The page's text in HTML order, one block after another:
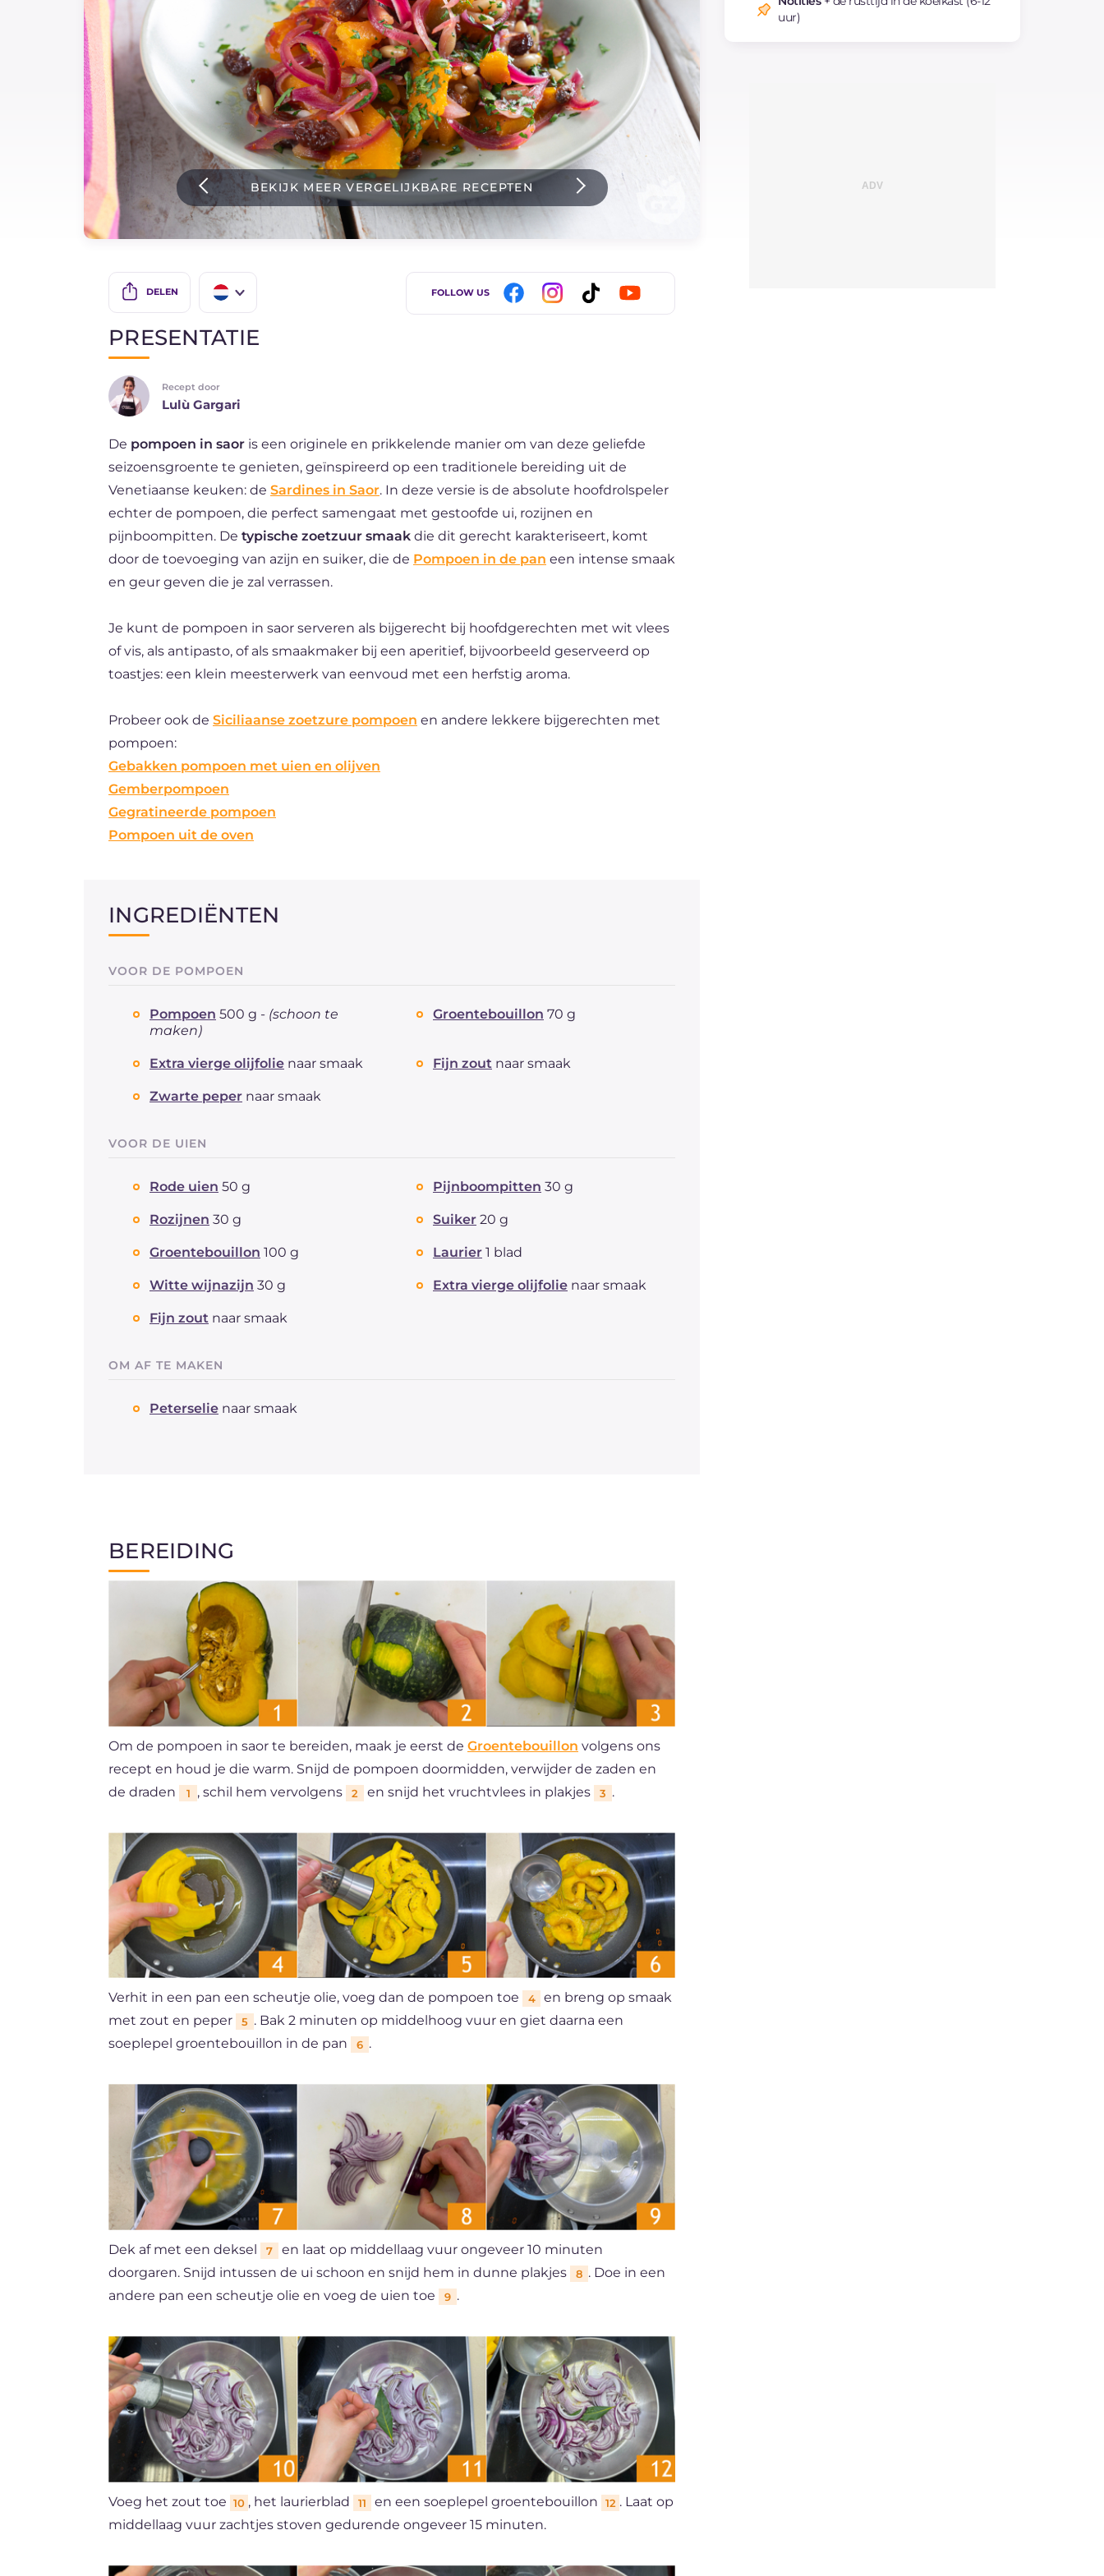
Nieuwste recepten
IT Website
Instagram
YouTube
BEKIJK MEER VERGELIJKBARE RECEPTEN
DELEN
FR
FOLLOW US
uur)
PRESENTATIE
Recept door
Lulù Gargari
De pompoen in saor is een originele en prikkelende manier om van deze geliefde
seizoensgroente te genieten, geïnspireerd op een traditionele bereiding uit de
Venetiaanse keuken: de Sardines in Saor. In deze versie is de absolute hoofdrolspeler
echter de pompoen, die perfect samengaat met gestoofde ui, rozijnen en
pijnboompitten. De typische zoetzuur smaak die dit gerecht karakteriseert, komt
door de toevoeging van azijn en suiker, die de Pompoen in de pan een intense smaak
en geur geven die je zal verrassen.
Je kunt de pompoen in saor serveren als bijgerecht bij hoofdgerechten met wit vlees
of vis, als antipasto, of als smaakmaker bij een aperitief, bijvoorbeeld geserveerd op
toastjes: een klein meesterwerk van eenvoud met een herfstig aroma.
Probeer ook de Siciliaanse zoetzure pompoen en andere lekkere bijgerechten met
pompoen:
Gebakken pompoen met uien en olijven
Gemberpompoen
Gegratineerde pompoen
Pompoen uit de oven
INGREDIËNTEN
VOOR DE POMPOEN
Pompoen 500 g - (schoon te
maken)
Groentebouillon 70 g
Extra vierge olijfolie naar smaak Fijn zout naar smaak
Zwarte peper naar smaak
VOOR DE UIEN
Rode uien 50 g Pijnboompitten 30 g
Rozijnen 30 g Suiker 20 g
Groentebouillon 100 g Laurier 1 blad
Witte wijnazijn 30 g Extra vierge olijfolie naar smaak
Fijn zout naar smaak
OM AF TE MAKEN
Peterselie naar smaak
BEREIDING
Om de pompoen in saor te bereiden, maak je eerst de Groentebouillon volgens ons
recept en houd je die warm. Snijd de pompoen doormidden, verwijder de zaden en
de draden
1 , schil hem vervolgens 2 en snijd het vruchtvlees in plakjes 3 .
Verhit in een pan een scheutje olie, voeg dan de pompoen toe 4
en breng op smaak
met zout en peper
5 . Bak 2 minuten op middelhoog vuur en giet daarna een
soeplepel groentebouillon in de pan
6 .
Dek af met een deksel 7
en laat op middellaag vuur ongeveer 10 minuten
doorgaren. Snijd intussen de ui schoon en snijd hem in dunne plakjes
8 . Doe in een
andere pan een scheutje olie en voeg de uien toe
9 .
Voeg het zout toe 10 , het laurierblad 11 en een soeplepel groentebouillon 12 . Laat op
middellaag vuur zachtjes stoven gedurende ongeveer 15 minuten.